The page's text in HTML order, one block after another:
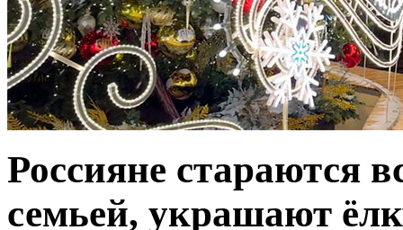
Россияне стараются
семьей, украшают